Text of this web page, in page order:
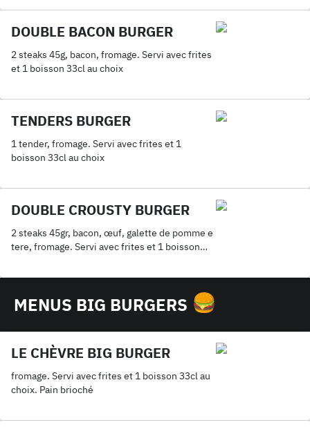
DOUBLE BACON BURGER
2 steaks 45g, bacon, fromage. Servi avec frites
et 1 boisson 33cl au choix
TENDERS BURGER
1 tender, fromage. Servi avec frites et 1
boisson 33cl au choix
DOUBLE CROUSTY BURGER
2 steaks 45gr, bacon, œuf, galette de pomme e
tere, fromage. Servi avec frites et 1 boisson
MENUS BIG BURGERS
LE CHÈVRE BIG BURGER
fromage. Servi avec frites et 1 boisson 33cl au
choix. Pain brioché